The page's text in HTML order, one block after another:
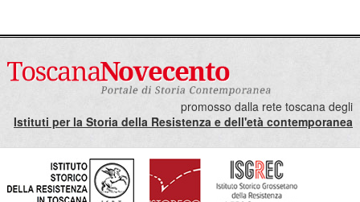
promosso dalla rete toscana degli
Istituti per la Storia della Resistenza e dell'età contemporanea